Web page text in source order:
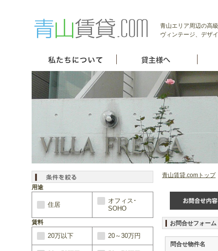
青山エリア周辺の高
ヴィンテージ、デザ
青山賃貸.comトップ
お問合せフォー
問合せ物件名
用途
住居
オフィス･
SOHO
賃料
20万以下 20～30万円